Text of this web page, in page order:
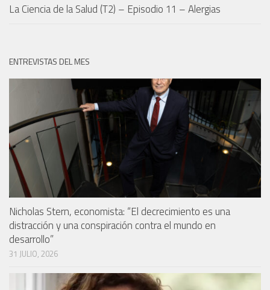
La Ciencia de la Salud (T2) – Episodio 11 – Alergias
ENTREVISTAS DEL MES
Nicholas Stern, economista: “El decrecimiento es una
distracción y una conspiración contra el mundo en
desarrollo”
31 JULIO, 2026